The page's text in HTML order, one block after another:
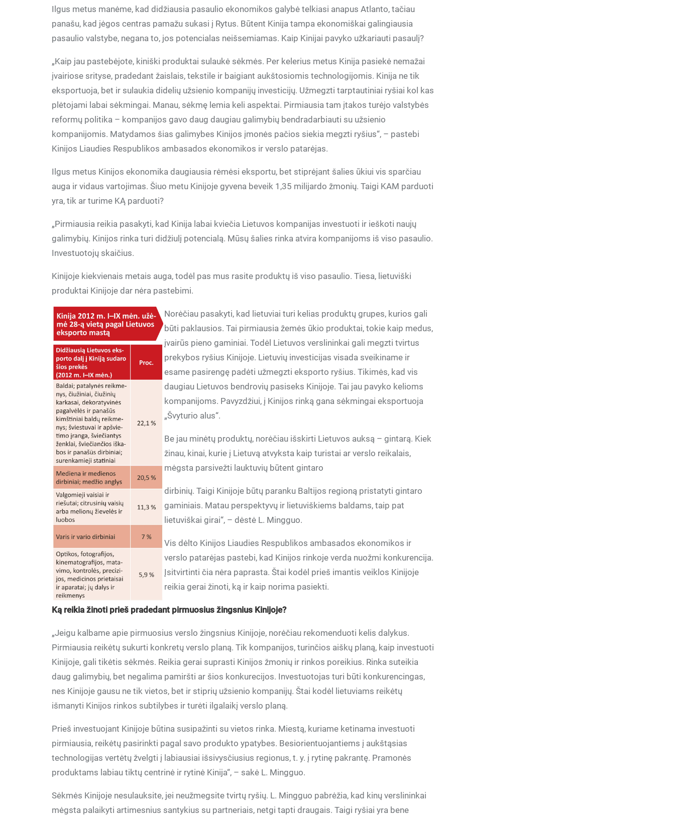
Ilgus metus manėme, kad didžiausia pasaulio ekonomikos galybė telkiasi anapus Atlanto, tačiau
panašu, kad jėgos centras pamažu sukasi į Rytus. Būtent Kinija tampa ekonomiškai galingiausia
pasaulio valstybe, negana to, jos potencialas neišsemiamas. Kaip Kinijai pavyko užkariauti pasaulį?
„Kaip jau pastebėjote, kiniški produktai sulaukė sėkmės. Per kelerius metus Kinija pasiekė nemažai
įvairiose srityse, pradedant žaislais, tekstile ir baigiant aukštosiomis technologijomis. Kinija ne tik
eksportuoja, bet ir sulaukia didelių užsienio kompanijų investicijų. Užmegzti tarptautiniai ryšiai kol kas
plėtojami labai sėkmingai. Manau, sėkmę lemia keli aspektai. Pirmiausia tam įtakos turėjo valstybės
reformų politika – kompanijos gavo daug daugiau galimybių bendradarbiauti su užsienio
kompanijomis. Matydamos šias galimybes Kinijos įmonės pačios siekia megzti ryšius“, – pastebi
Kinijos Liaudies Respublikos ambasados ekonomikos ir verslo patarėjas.
Ilgus metus Kinijos ekonomika daugiausia rėmėsi eksportu, bet stiprėjant šalies ūkiui vis sparčiau
auga ir vidaus vartojimas. Šiuo metu Kinijoje gyvena beveik 1,35 milijardo žmonių. Taigi KAM parduoti
yra, tik ar turime KĄ parduoti?
„Pirmiausia reikia pasakyti, kad Kinija labai kviečia Lietuvos kompanijas investuoti ir ieškoti naujų
galimybių. Kinijos rinka turi didžiulį potencialą. Mūsų šalies rinka atvira kompanijoms iš viso pasaulio.
Investuotojų skaičius.
Kinijoje kiekvienais metais auga, todėl pas mus rasite produktų iš viso pasaulio. Tiesa, lietuviški
produktai Kinijoje dar nėra pastebimi.
Norėčiau pasakyti, kad lietuviai turi kelias produktų grupes, kurios gali
būti paklausios. Tai pirmiausia žemės ūkio produktai, tokie kaip medus,
įvairūs pieno gaminiai. Todėl Lietuvos verslininkai gali megzti tvirtus
prekybos ryšius Kinijoje. Lietuvių investicijas visada sveikiname ir
esame pasirengę padėti užmegzti eksporto ryšius. Tikimės, kad vis
daugiau Lietuvos bendrovių pasiseks Kinijoje. Tai jau pavyko kelioms
kompanijoms. Pavyzdžiui, į Kinijos rinką gana sėkmingai eksportuoja
„Švyturio alus“.
Be jau minėtų produktų, norėčiau išskirti Lietuvos auksą – gintarą. Kiek
žinau, kinai, kurie į Lietuvą atvyksta kaip turistai ar verslo reikalais,
mėgsta parsivežti lauktuvių būtent gintaro
dirbinių. Taigi Kinijoje būtų paranku Baltijos regioną pristatyti gintaro
gaminiais. Matau perspektyvų ir lietuviškiems baldams, taip pat
lietuviškai girai“, – dėstė L. Mingguo.
Vis dėlto Kinijos Liaudies Respublikos ambasados ekonomikos ir
verslo patarėjas pastebi, kad Kinijos rinkoje verda nuožmi konkurencija.
Įsitvirtinti čia nėra paprasta. Štai kodėl prieš imantis veiklos Kinijoje
reikia gerai žinoti, ką ir kaip norima pasiekti.
Ką reikia žinoti prieš pradedant pirmuosius žingsnius Kinijoje?
„Jeigu kalbame apie pirmuosius verslo žingsnius Kinijoje, norėčiau rekomenduoti kelis dalykus.
Pirmiausia reikėtų sukurti konkretų verslo planą. Tik kompanijos, turinčios aiškų planą, kaip investuoti
Kinijoje, gali tikėtis sėkmės. Reikia gerai suprasti Kinijos žmonių ir rinkos poreikius. Rinka suteikia
daug galimybių, bet negalima pamiršti ar šios konkurecijos. Investuotojas turi būti konkurencingas,
nes Kinijoje gausu ne tik vietos, bet ir stiprių užsienio kompanijų. Štai kodėl lietuviams reikėtų
išmanyti Kinijos rinkos subtilybes ir turėti ilgalaikį verslo planą.
Prieš investuojant Kinijoje būtina susipažinti su vietos rinka. Miestą, kuriame ketinama investuoti
pirmiausia, reikėtų pasirinkti pagal savo produkto ypatybes. Besiorientuojantiems į aukštąsias
technologijas vertėtų žvelgti į labiausiai išsivysčiusius regionus, t. y. į rytinę pakrantę. Pramonės
produktams labiau tiktų centrinė ir rytinė Kinija“, – sakė L. Mingguo.
Sėkmės Kinijoje nesulauksite, jei neužmegsite tvirtų ryšių. L. Mingguo pabrėžia, kad kinų verslininkai
mėgsta palaikyti artimesnius santykius su partneriais, netgi tapti draugais. Taigi ryšiai yra bene